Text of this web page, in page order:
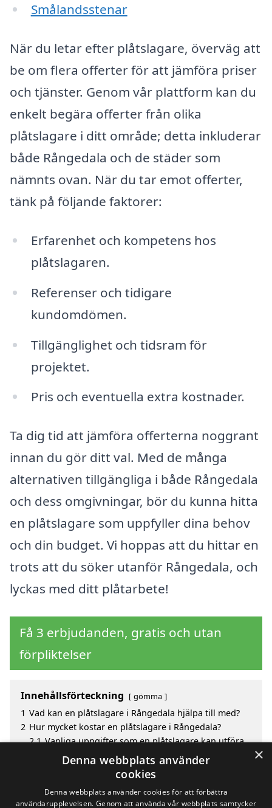
Smålandsstenar
När du letar efter plåtslagare, överväg att
be om flera offerter för att jämföra priser
och tjänster. Genom vår plattform kan du
enkelt begära offerter från olika
plåtslagare i ditt område; detta inkluderar
både Rångedala och de städer som
nämnts ovan. När du tar emot offerter,
tänk på följande faktorer:
Erfarenhet och kompetens hos
plåtslagaren.
Referenser och tidigare
kundomdömen.
Tillgänglighet och tidsram för
projektet.
Pris och eventuella extra kostnader.
Ta dig tid att jämföra offerterna noggrant
innan du gör ditt val. Med de många
alternativen tillgängliga i både Rångedala
och dess omgivningar, bör du kunna hitta
en plåtslagare som uppfyller dina behov
och din budget. Vi hoppas att du hittar en
trots att du söker utanför Rångedala, och
lyckas med ditt plåtarbete!
Få 3 erbjudanden, gratis och utan
förpliktelser
Innehållsförteckning gömma
1 Vad kan en plåtslagare i Rångedala hjälpa till med?
2 Hur mycket kostar en plåtslagare i Rångedala?
2.1 Vanliga uppgifter som en plåtslagare kan utföra
Fördelar med att välja plåtslagare i Rångedala
Sök efter en skicklig plåtslagare i de omgivande
×
Denna webbplats använder
cookies
Denna webbplats använder cookies för att förbättra
användarupplevelsen. Genom att använda vår webbplats samtycker